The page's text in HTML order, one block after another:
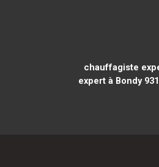
chauffagiste
expert à Bondy